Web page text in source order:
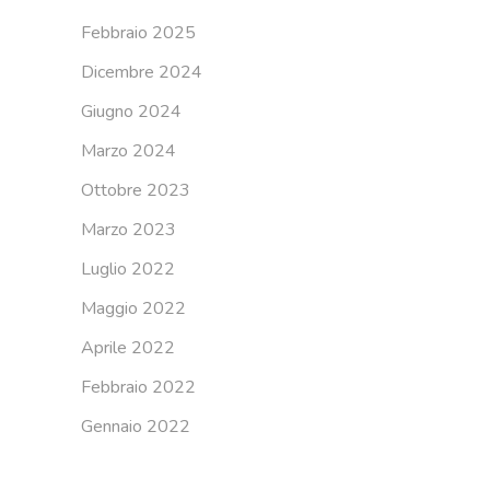
Febbraio 2025
Dicembre 2024
Giugno 2024
Marzo 2024
Ottobre 2023
Marzo 2023
Luglio 2022
Maggio 2022
Aprile 2022
Febbraio 2022
Gennaio 2022